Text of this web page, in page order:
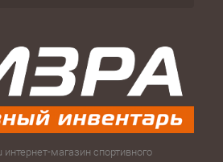
магазин спортивного